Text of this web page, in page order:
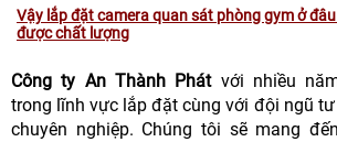
Vậy lắp đặt camera quan sát phòng gym ở
được chất lượng
Công ty An Thành Phátvới nhiều
trong lĩnh vực lắp đặt cùng với đội ngũ
chuyên nghiệp. Chúng tôi sẽ mang